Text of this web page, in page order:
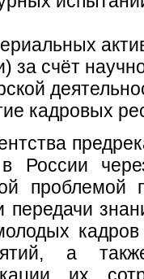
за счёт
кадровых
России
проблемой
передачи
а